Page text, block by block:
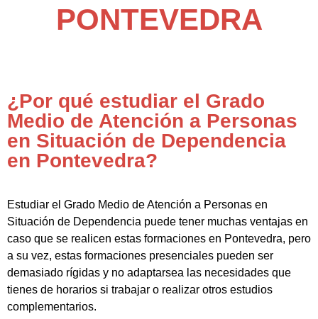
PONTEVEDRA
¿Por qué estudiar el Grado
Medio de Atención a Personas
en Situación de Dependencia
en Pontevedra?
Estudiar el Grado Medio de Atención a Personas en
Situación de Dependencia puede tener muchas ventajas en
caso que se realicen estas formaciones en Pontevedra, pero
a su vez, estas formaciones presenciales pueden ser
demasiado rígidas y no adaptarsea las necesidades que
tienes de horarios si trabajar o realizar otros estudios
complementarios.